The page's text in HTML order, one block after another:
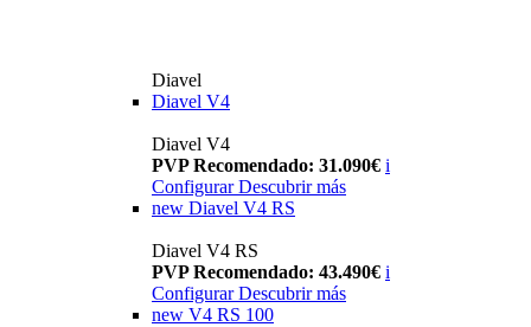
Diavel
Diavel V4
Diavel V4
PVP Recomendado: 31.090€ i
Configurar Descubrir más
new Diavel V4 RS
Diavel V4 RS
PVP Recomendado: 43.490€ i
Configurar Descubrir más
new V4 RS 100